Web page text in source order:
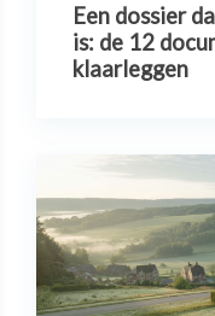
Een dossier
is: de 12
klaarleggen